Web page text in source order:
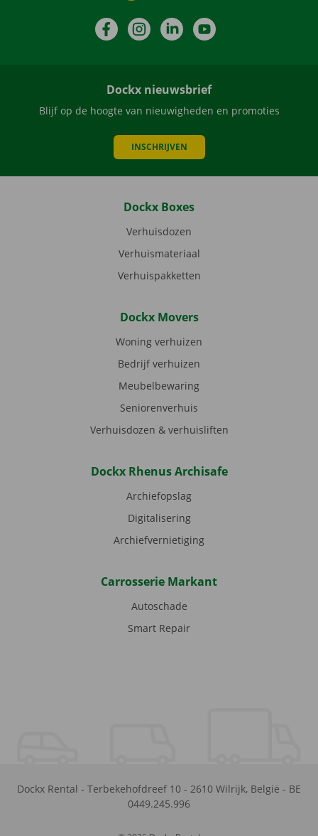
FacebookInstagramLinkedIn
Dockx nieuwsbrief
Blijf op de hoogte van nieuwigheden en promoties
INSCHRIJVEN
Dockx Boxes
Verhuisdozen
Verhuismateriaal
Verhuispakketten
Dockx Movers
Woning verhuizen
Bedrijf verhuizen
Meubelbewaring
Seniorenverhuis
Verhuisdozen & verhuisliften
Dockx Rhenus Archisafe
Archiefopslag
Digitalisering
Archiefvernietiging
Carrosserie Markant
Autoschade
Smart Repair
Dockx Rental - Terbekehofdreef 10 - 2610 Wilrijk, België - BE
0449.245.996